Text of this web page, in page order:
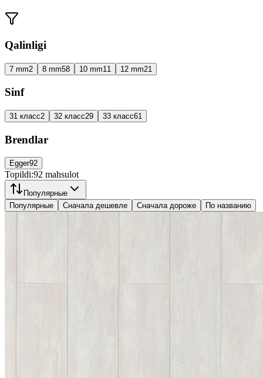
Qalinligi
7 mm2 8 mm58 10 mm11 12 mm21
Sinf
31 класс2 32 класс29 33 класс61
Brendlar
Egger92
Topildi:92 mahsulot
Популярные
Популярные
Сначала дешевле Сначала дороже По названию